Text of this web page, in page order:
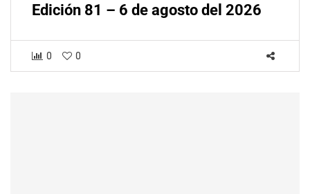
Edición 81 – 6 de agosto del 2026
0 0